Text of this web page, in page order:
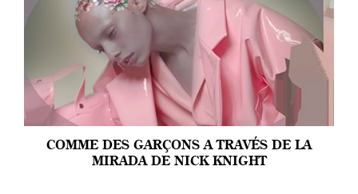
COMME DES GARÇONS A TRAVÉS DE LA
MIRADA DE NICK KNIGHT